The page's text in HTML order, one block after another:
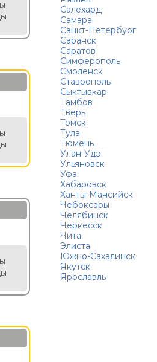
Салехард
Самара
Санкт-Петербург
Саранск
Саратов
Симферополь
Смоленск
Ставрополь
Сыктывкар
Тамбов
Тверь
Томск
Тула
Тюмень
Улан-Удэ
Ульяновск
Уфа
Хабаровск
Ханты-Мансийск
Чебоксары
Челябинск
Черкесск
Чита
Элиста
Южно-Сахалинск
Якутск
Ярославль